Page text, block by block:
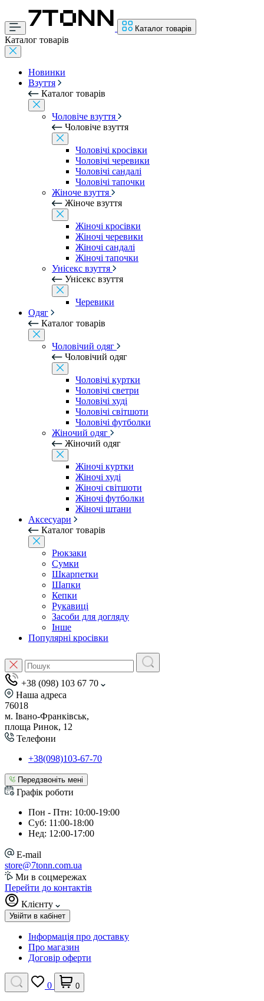
Каталог товарів
Каталог товарів
Новинки
Взуття
Каталог товарів
Чоловіче взуття
Чоловіче взуття
Чоловічі кросівки
Чоловічі черевики
Чоловічі сандалі
Чоловічі тапочки
Жіноче взуття
Жіноче взуття
Жіночі кросівки
Жіночі черевики
Жіночі сандалі
Жіночі тапочки
Унісекс взуття
Унісекс взуття
Черевики
Одяг
Каталог товарів
Чоловічий одяг
Чоловічий одяг
Чоловічі куртки
Чоловічі светри
Чоловічі худі
Чоловічі світшоти
Чоловічі футболки
Жіночий одяг
Жіночий одяг
Жіночі куртки
Жіночі худі
Жіночі світшоти
Жіночі футболки
Жіночі штани
Аксесуари
Каталог товарів
Рюкзаки
Сумки
Шкарпетки
Шапки
Кепки
Рукавиці
Засоби для догляду
Інше
Популярні кросівки
+38 (098) 103 67 70
Наша адреса
76018
м. Івано-Франківськ,
площа Ринок, 12
Телефони
+38(098)103-67-70
Передзвоніть мені
Графік роботи
Пон - Птн: 10:00-19:00
Суб: 11:00-18:00
Нед: 12:00-17:00
E-mail
store@7tonn.com.ua
Ми в соцмережах
Перейти до контактів
Клієнту
Увійти в кабінет
Інформація про доставку
Про магазин
Договір оферти
0 0